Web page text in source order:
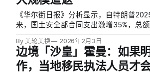
《华尔街日报》分析显示，自特朗普
来，国土安全部合同支出激增35%，总
公司（Fisher Sand & Gravel），该公司
共和党主要捐赠人。
By 美轮美换 2026年2月3日
边境「沙皇」霍曼：如果
作，当地移民执法人员才